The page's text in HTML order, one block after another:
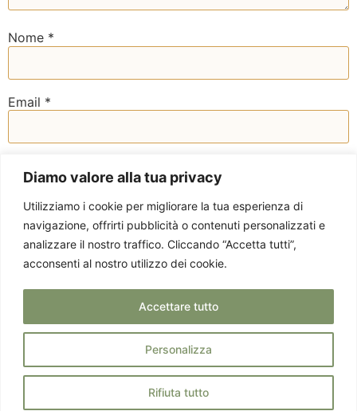
Diamo valore alla tua privacy
Utilizziamo i cookie per migliorare la tua esperienza di
navigazione, offrirti pubblicità o contenuti personalizzati e
analizzare il nostro traffico. Cliccando “Accetta tutti”,
acconsenti al nostro utilizzo dei cookie.
Personalizza
Rifiuta tutto
Accettare tutto
Nome *
Email *
© 2025 EMOTICIBO.
RISERVATI
Via Staurenghi 37 -
21100 Varese - P. IVA
Privacy Policy